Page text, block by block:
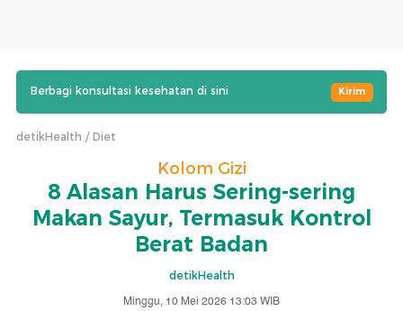
Berbagi konsultasi kesehatan di sini Kirim
detikHealth Diet
Kolom Gizi
8 Alasan Harus Sering-sering
Makan Sayur, Termasuk Kontrol
Berat Badan
detikHealth
Minggu, 10 Mei 2026 13:03 WIB